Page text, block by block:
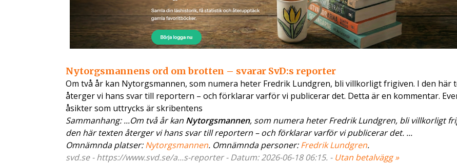
Nytorgsmannens ord om brotten – svarar SvD:s reporter
Om två år kan Nytorgsmannen, som numera heter Fredrik Lundgren, bli villkorligt frigiven. I den här
återger vi hans svar till reportern – och förklarar varför vi publicerar det. Detta är en kommentar.
åsikter som uttrycks är skribentens
Sammanhang: ...Om två år kan Nytorgsmannen, som numera heter Fredrik Lundgren, bli villkorligt
den här texten återger vi hans svar till reportern – och förklarar varför vi publicerar det. ...
Omnämnda platser:Nytorgsmannen. Omnämnda personer:Fredrik Lundgren.
svd.se - https://www.svd.se/a...s-reporter - Datum: 2026-06-18 06:15. - Utan betalvägg »